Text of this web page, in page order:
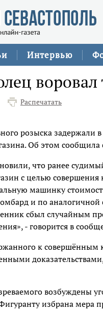
Интервью
Распечатать
розыска задержали
Об этом сообщила
что ранее
с целью совершения
машинку
и по
сбыл случайным
- говорится в
к
возбуждены
избрана мера